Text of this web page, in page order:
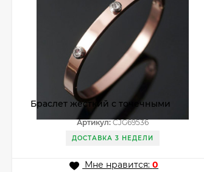
Браслет жесткий с точечными
кристаллами CJG69536
Артикул:CJG69536
ДОСТАВКА 3 НЕДЕЛИ
Мне нравится:0